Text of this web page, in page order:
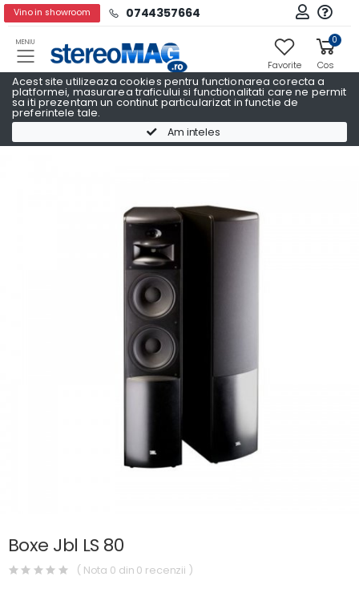
Acest site utilizeaza cookies pentru functionarea corecta a
platformei, masurarea traficului si functionalitati care ne permit
sa iti prezentam un continut particularizat in functie de
preferintele tale.
Am inteles
Vino in showroom 0744357664
MENIU
Favorite
0
Cos
Boxe podea JBL
Boxe Jbl LS 80
( Nota 0 din 0 recenzii )